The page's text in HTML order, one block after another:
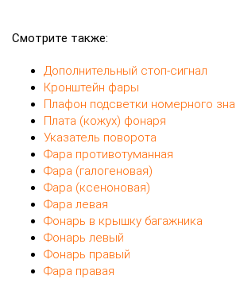
Смотрите также:
Дополнительный стоп-сигнал
Кронштейн фары
Плафон подсветки номерного
Плата (кожух) фонаря
Указатель поворота
Фара противотуманная
Фара (галогеновая)
Фара (ксеноновая)
Фара левая
Фонарь в крышку багажника
Фонарь левый
Фонарь правый
Фара правая